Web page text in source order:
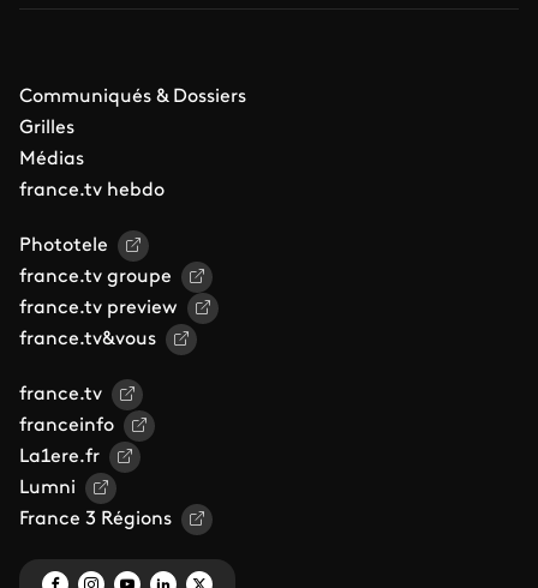
Communiqués & Dossiers
Grilles
Médias
france.tv hebdo
Phototele
france.tv groupe
france.tv preview
france.tv&vous
france.tv
franceinfo
La1ere.fr
Lumni
France 3 Régions